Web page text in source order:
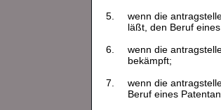
5.
wenn die
läßt, den Beruf
6.
wenn die
bekämpft;
7.
wenn die
Beruf eines